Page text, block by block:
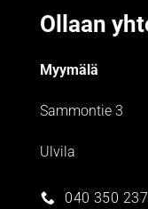
Ollaan
Myymälä
Sammontie 3
Ulvila
040 350